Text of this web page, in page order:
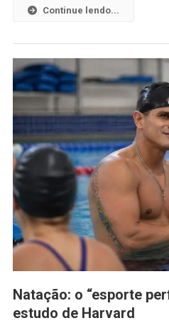
Continue lendo...
Natação: o “esporte
estudo de Harvard